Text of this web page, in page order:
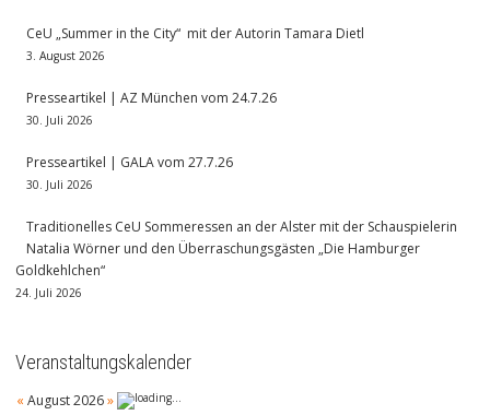
CeU „Summer in the City“ mit der Autorin Tamara Dietl
3. August 2026
Presseartikel | AZ München vom 24.7.26
30. Juli 2026
Presseartikel | GALA vom 27.7.26
30. Juli 2026
Traditionelles CeU Sommeressen an der Alster mit der Schauspielerin
Natalia Wörner und den Überraschungsgästen „Die Hamburger
Goldkehlchen“
24. Juli 2026
Veranstaltungskalender
« August 2026»